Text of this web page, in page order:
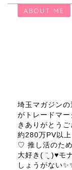
ABOUT ME
埼玉マガジン
がトレードマ
きありがとう
約280万PV以
♡ 推し活のた
大好き( ¨̮ )♥モ
しょうがない